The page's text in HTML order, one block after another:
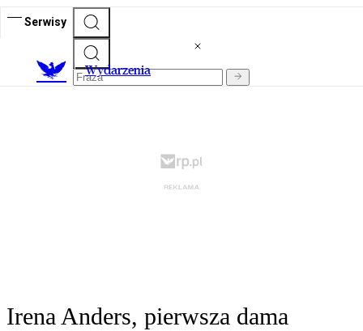
Serwisy
Wydarzenia
Irena Anders, pierwsza dama